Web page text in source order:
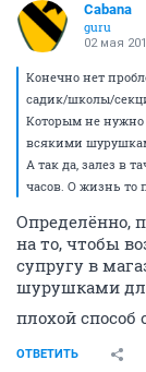
Cabana
guru
02 мая
Конечно нет
садик/школы/
Которым не нужно
всякими
А так да, залез в
часов. О жизнь то
Определённо,
на то, чтобы
супругу в
шурушками
плохой способ
ОТВЕТИТЬ